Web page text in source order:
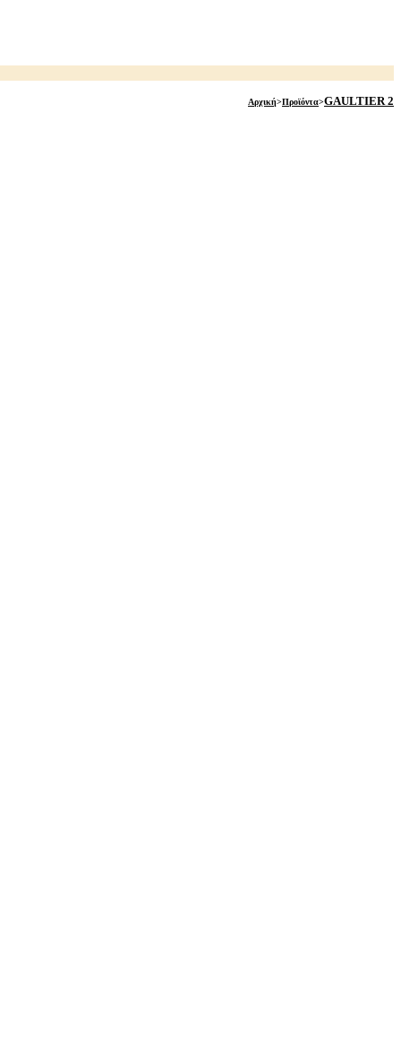
Αρχική>Προϊόντα>GAULTIER 2